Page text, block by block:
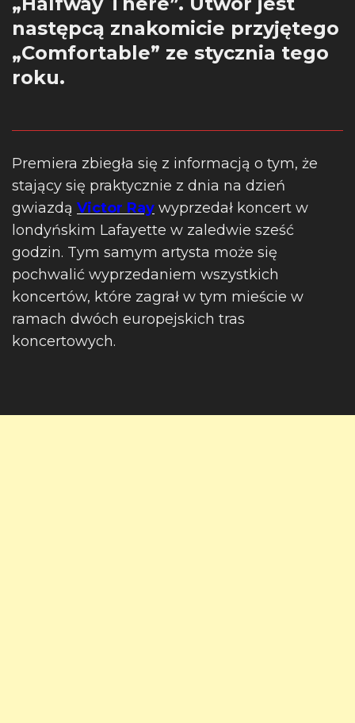
następcą znakomicie przyjętego
„Comfortable” ze stycznia tego
roku.
Premiera zbiegła się z informacją o tym, że
stający się praktycznie z dnia na dzień
gwiazdą Victor Ray wyprzedał koncert w
londyńskim Lafayette w zaledwie sześć
godzin. Tym samym artysta może się
pochwalić wyprzedaniem wszystkich
koncertów, które zagrał w tym mieście w
ramach dwóch europejskich tras
koncertowych.